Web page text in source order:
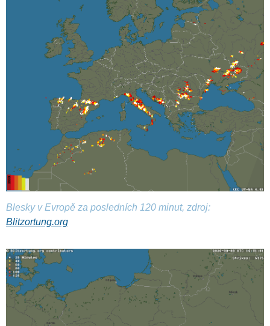
Blesky v Evropě za posledních 120 minut, zdroj:
Blitzortung.org